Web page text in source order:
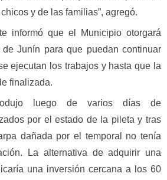
y de las familias”, agregó.
informó que el Municipio otorgará
Junín para que puedan continuar
ejecutan los trabajos y hasta que la
finalizada.
luego de varios días de
por el estado de la pileta y tras
dañada por el temporal no tenía
La alternativa de adquirir una
una inversión cercana a los 60